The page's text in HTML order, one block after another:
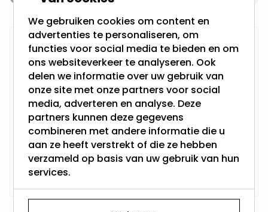
LED inbouwspot | Aquila
3 Watt - Vervangt 35Watt
Dimbaar en 230Volt
Inbouwdiepte: 70MM
Boorgat: Vierkant van 80*80MM
Op voorraad,
Vanaf
We gebruiken cookies om content en
advertenties te personaliseren, om
functies voor social media te bieden en om
ons websiteverkeer te analyseren. Ook
delen we informatie over uw gebruik van
onze site met onze partners voor social
media, adverteren en analyse. Deze
partners kunnen deze gegevens
combineren met andere informatie die u
aan ze heeft verstrekt of die ze hebben
verzameld op basis van uw gebruik van hun
services.